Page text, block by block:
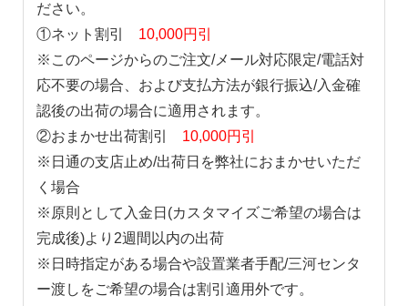
ださい。
①ネット割引 10,000円引
※このページからのご注文/メール対応限定/電話対
応不要の場合、および支払方法が銀行振込/入金確
認後の出荷の場合に適用されます。
②おまかせ出荷割引 10,000円引
※日通の支店止め/出荷日を弊社におまかせいただ
く場合
※原則として入金日(カスタマイズご希望の場合は
完成後)より2週間以内の出荷
※日時指定がある場合や設置業者手配/三河センタ
ー渡しをご希望の場合は割引適用外です。